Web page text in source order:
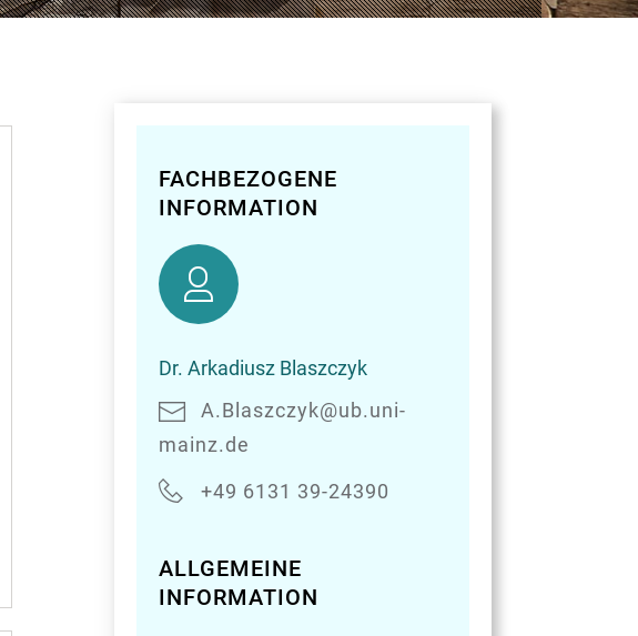
FACHBEZOGENE
INFORMATION
Dr.
Arkadiusz
Blaszczyk
Dr. Arkadiusz Blaszczyk
A.Blaszczyk@ub.uni-
mainz.de
+49 6131 39-24390
ALLGEMEINE
INFORMATION